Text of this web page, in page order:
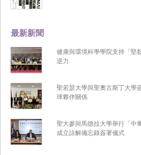
最新新聞
健康與環境科學學院支持「堅
逆力
聖若瑟大學與聖奧古斯丁大學
球夥伴關係
聖大參與馬德拉大學舉行「中
成立諒解備忘錄簽署儀式